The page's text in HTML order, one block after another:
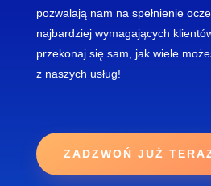
pozwalają nam na spełnienieocz
najbardziejwymagających klientó
przekonajsięsam jakwielemoż
znaszych usług!
ZADZWOŃ JUŻ